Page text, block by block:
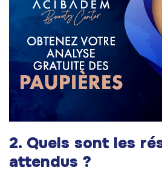
2. Quels sont les
attendus ?